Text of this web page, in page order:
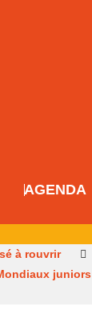
AGENDA
à rouvrir
juniors